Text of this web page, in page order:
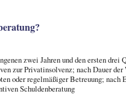
zwei Jahren und den ersten drei
zur Privatinsolvenz; nach Dauer der
oder regelmäßiger Betreuung; nach
Schuldenberatung